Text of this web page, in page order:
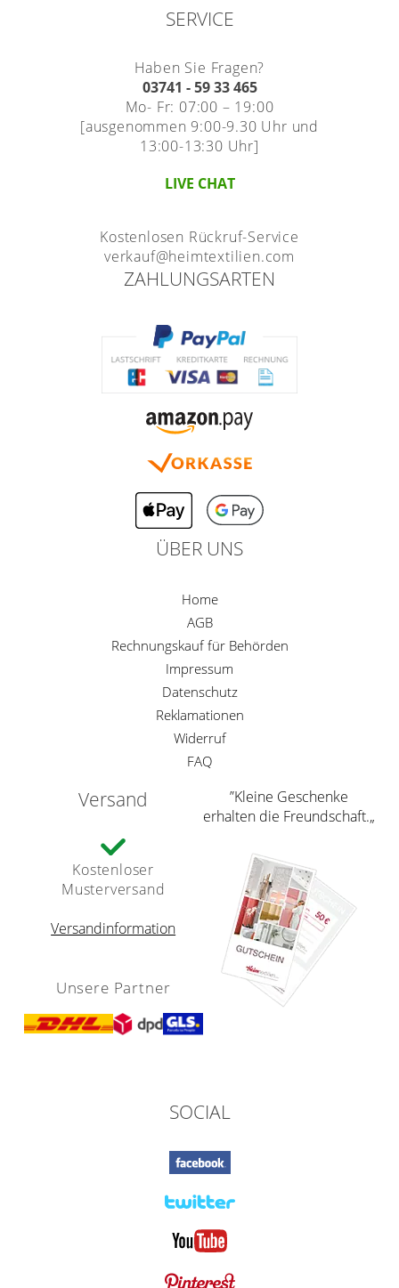
SERVICE
Haben Sie Fragen?
03741 - 59 33 465
Mo- Fr: 07:00 – 19:00
[ausgenommen 9:00-9.30 Uhr und
13:00-13:30 Uhr]
LIVE CHAT
Kostenlosen Rückruf-Service
verkauf@heimtextilien.com
ZAHLUNGSARTEN
ÜBER UNS
Home
AGB
Rechnungskauf für Behörden
Impressum
Datenschutz
Reklamationen
Widerruf
FAQ
Versand
Kostenloser
Musterversand
Versandinformation
Unsere Partner
”Kleine Geschenke
erhalten die Freundschaft.„
SOCIAL